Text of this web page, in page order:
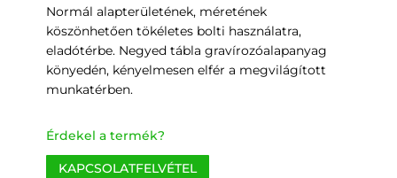
Normál alapterületének, méretének
köszönhetően tökéletes bolti használatra,
eladótérbe. Negyed tábla gravírozóalapanyag
könyedén, kényelmesen elfér a megvilágított
munkatérben.
Érdekel a termék?
KAPCSOLATFELVÉTEL